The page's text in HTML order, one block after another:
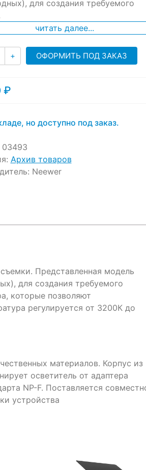
для создания требуемого
читать далее...
+ ОФОРМИТЬ ПОД ЗАКАЗ
₽
но доступно под заказ.
03493
Архив товаров
Neewer
Представленная модель
для создания требуемого
которые позволяют
регулируется от 3200К до
материалов. Корпус из
осветитель от адаптера
NP-F. Поставляется
устройства